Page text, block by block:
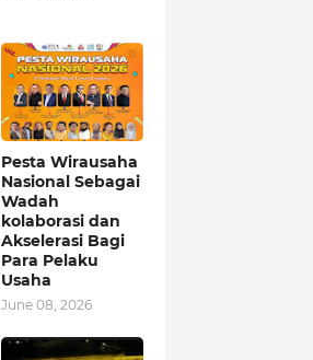
Pesta Wirausaha
Nasional Sebagai
Wadah
kolaborasi dan
Akselerasi Bagi
Para Pelaku
Usaha
June 08, 2026